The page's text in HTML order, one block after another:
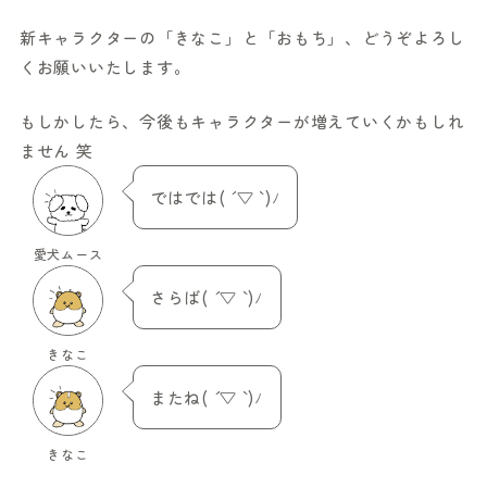
新キャラクターの「きなこ」と「おもち」、どうぞよろし
くお願いいたします。
もしかしたら、今後もキャラクターが増えていくかもしれ
ません 笑
愛犬ムース
ではでは( ´ ▽ ` )ﾉ
きなこ
さらば( ´ ▽ ` )ﾉ
きなこ
またね( ´ ▽ ` )ﾉ